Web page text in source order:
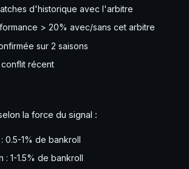
d'historique avec l'arbitre
> 20% avec/sans cet arbitre
sur 2 saisons
récent
la force du signal :
0.5-1% de bankroll
: 1-1.5% de bankroll